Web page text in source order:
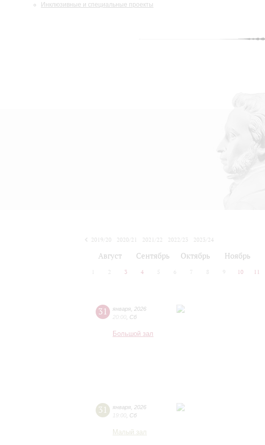
Инклюзивные и специальные проекты
2019/20
2020/21 2021/22 2022/23
2023/24
Август Сентябрь Октябрь Ноябрь
2 3 4 5 6 7 8 9 10 11
31 января 2026
20:00 Сб
Большой зал
31 января 2026
19:00 Сб
Малый зал